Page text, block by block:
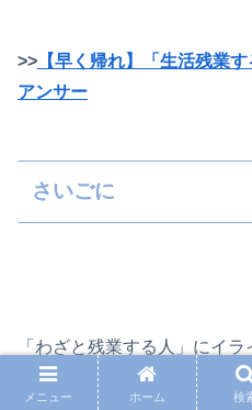
>> 【早く帰れ】「生活残業
アンサー
さいごに
「わざと残業する人」にイ
ります。
メニュー ホーム 検